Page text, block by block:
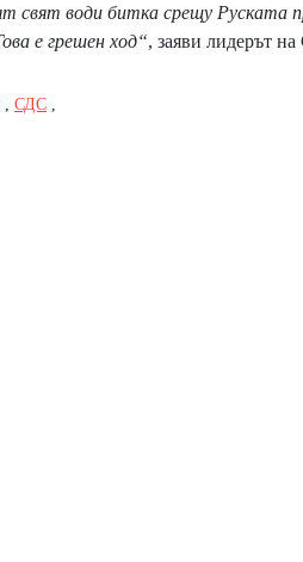
свят води битка срещу Руската
е грешен ход“, заяви лидерът
СДС